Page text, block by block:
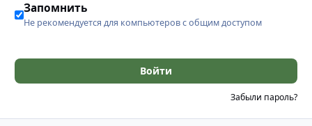
Запомнить
Не рекомендуется для компьютеров с общим доступом
Войти
Забыли пароль?